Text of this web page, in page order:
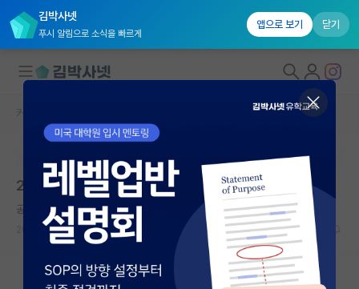
김박사넷
푸시 알림으로 소식을 빠르게
앱으로 보기 닫기
대학원생 모집
국내대학원 정보
연구실&오픈랩
커뮤니티
커뮤니티 홈
커뮤니티 홈
본문이 수정되지 않는 박제글입니다.
2026학년도 하반기 신임교원 초빙 | 안양대학교
공허한 정약용
2026.06.02 0 620